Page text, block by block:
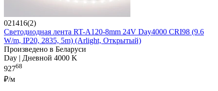
021416(2)
Светодиодная лента RT-A120-8mm 24V Day4000 CRI98 (9.6
W/m, IP20, 2835, 5m) (Arlight, Открытый)
Произведено в Беларуси
Day | Дневной 4000 K
92768
₽/м